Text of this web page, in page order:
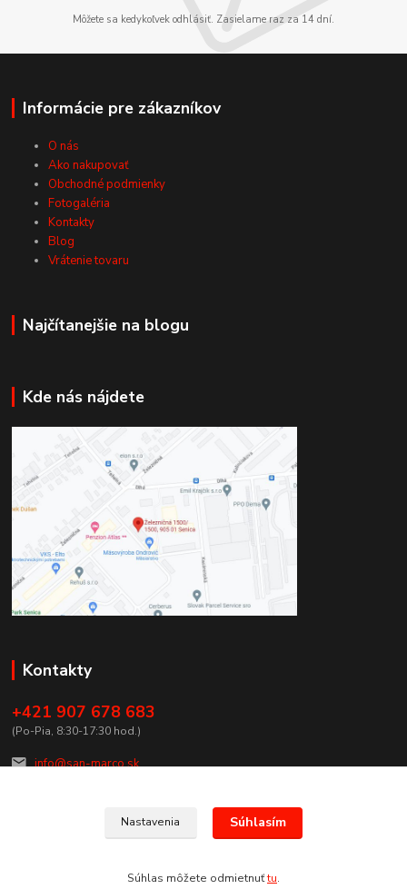
Môžete sa kedykoľvek odhlásiť. Zasielame raz za 14 dní.
Informácie pre zákazníkov
O nás
Ako nakupovať
Obchodné podmienky
Fotogaléria
Kontakty
Blog
Vrátenie tovaru
Najčítanejšie na blogu
Kde nás nájdete
Kontakty
+421 907 678 683
(Po-Pia, 8:30-17:30 hod.)
info@san-marco.sk
Nastavenia Súhlasím
Súhlas môžete odmietnuťtu.